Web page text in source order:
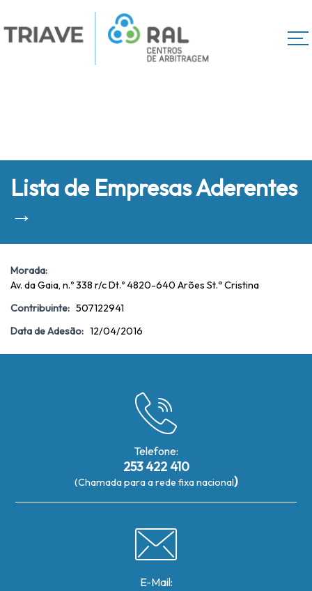
Lista de Empresas Aderentes
→
Morada:
Av. da Gaia, n.º 338 r/c Dt.º 4820-640 Arões St.ª Cristina
Contribuinte: 507122941
Data de Adesão: 12/04/2016
Telefone:
253 422 410
(Chamada para a rede fixa nacional)
E-Mail: